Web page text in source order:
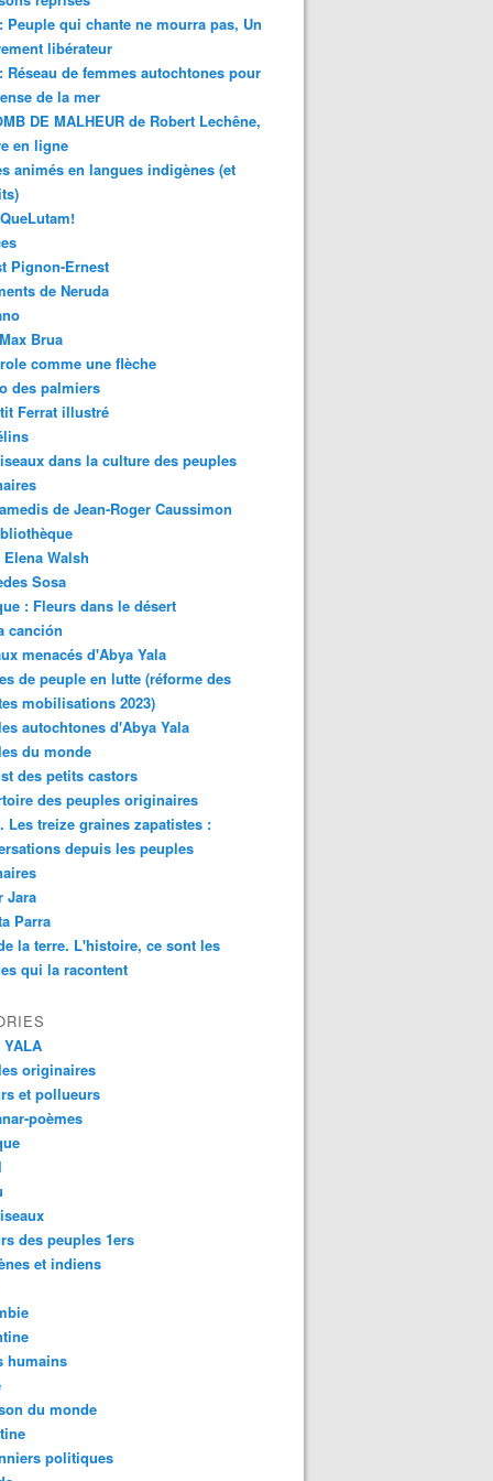
conjunta de organizaciones Mapuche del
Peuple qui chante ne mourra pas, Un
libérateur
Réseau de femmes autochtones pour
de la mer
DE MALHEUR de Robert Lechêne,
en ligne
animés en langues indigènes (et
Pignon-Ernest
de Neruda
Brua
comme une flèche
des palmiers
Ferrat illustré
dans la culture des peuples
de Jean-Roger Caussimon
Walsh
Sosa
: Fleurs dans le désert
canción
menacés d'Abya Yala
de peuple en lutte (réforme des
mobilisations 2023)
autochtones d'Abya Yala
du monde
des petits castors
des peuples originaires
Les treize graines zapatistes :
depuis les peuples
Jara
Parra
la terre. L'histoire, ce sont les
qui la racontent
YALA
originaires
et pollueurs
poèmes
des peuples 1ers
et indiens
humains
du monde
politiques